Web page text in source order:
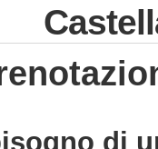
di